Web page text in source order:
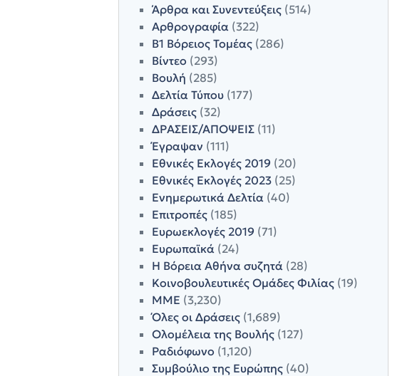
Άρθρα και Συνεντεύξεις(514)
Αρθρογραφία(322)
Β1 Βόρειος Τομέας(286)
Βίντεο (293)
Βουλή (285)
Δελτία Τύπου(177)
Δράσεις(32)
ΔΡΑΣΕΙΣ/ΑΠΟΨΕΙΣ(11)
Έγραψαν (111)
Εθνικές Εκλογές 2019 (20)
Εθνικές Εκλογές 2023(25)
Ενημερωτικά Δελτία(40)
Επιτροπές(185)
Ευρωεκλογές 2019 (71)
Ευρωπαϊκά(24)
Η Βόρεια Αθήνα συζητά(28)
Κοινοβουλευτικές Ομάδες Φιλίας(19)
ΜΜΕ (3,230)
Όλες οι Δράσεις(1,689)
Ολομέλεια της Βουλής(127)
Ραδιόφωνο (1,120)
Συμβούλιο της Ευρώπης(40)